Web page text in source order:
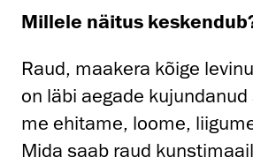
Millele näitus
Raud, maakera kõige
on läbi aegade
me ehitame, loome,
Mida saab raud